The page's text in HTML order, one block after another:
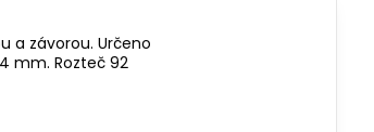
a závorou. Určeno
mm. Rozteč 92